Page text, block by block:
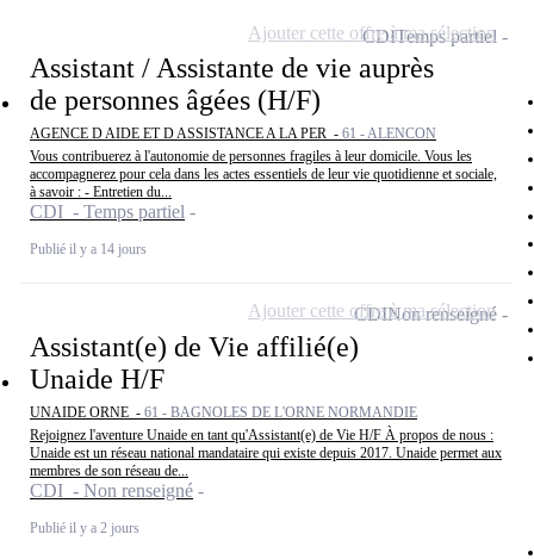
Assistant / Assistante de vie auprès
de personnes âgées (H/F)
AGENCE D AIDE ET D ASSISTANCE A LA PER - 61 - ALENCON
Vous contribuerez à l'autonomie de personnes fragiles à leur domicile. Vous les
accompagnerez pour cela dans les actes essentiels de leur vie quotidienne et sociale,
à savoir : - Entretien du...
CDI - Temps partiel
Publié il y a 14 jours
CDITemps partiel
Ajouter cette offre à ma sélection
Assistant(e) de Vie affilié(e)
Unaide H/F
UNAIDE ORNE - 61 - BAGNOLES DE L'ORNE NORMANDIE
Rejoignez l'aventure Unaide en tant qu'Assistant(e) de Vie H/F À propos de nous :
Unaide est un réseau national mandataire qui existe depuis 2017. Unaide permet aux
membres de son réseau de...
CDI - Non renseigné
Publié il y a 2 jours
CDINon renseigné
Ajouter cette offre à ma sélection